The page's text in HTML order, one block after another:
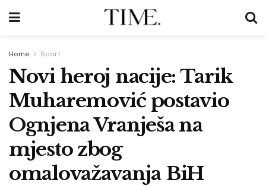
Home Sport
Novi heroj nacije: Tarik
Muharemović postavio
Ognjena Vranješa na
mjesto zbog
omalovažavanja BiH